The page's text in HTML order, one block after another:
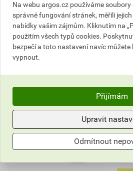
ks
Do košíku
20 299,59 Kč celkem s DPH 29
Na webu argos.cz používáme
správné fungování stránek, měřili
nabídky vašim zájmům. Kliknutím na
použitím všech typů cookies.
bezpečí a toto nastavení navíc
vypnout.
Přijímám
Upravit
Odmítnout